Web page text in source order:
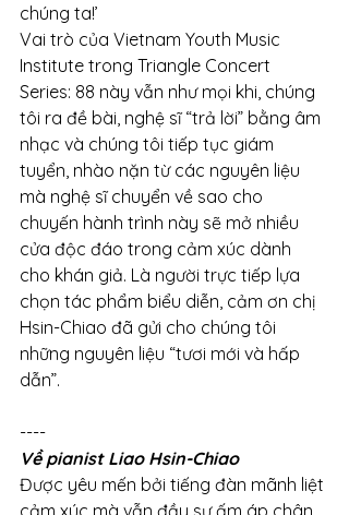
chúng ta!’
Vai trò của Vietnam Youth Music
Institute trong Triangle Concert
Series: 88 này vẫn như mọi khi, chúng
tôi ra đề bài, nghệ sĩ “trả lời” bằng âm
nhạc và chúng tôi tiếp tục giám
tuyển, nhào nặn từ các nguyên liệu
mà nghệ sĩ chuyển về sao cho
chuyến hành trình này sẽ mở nhiều
cửa độc đáo trong cảm xúc dành
cho khán giả. Là người trực tiếp lựa
chọn tác phẩm biểu diễn, cảm ơn chị
Hsin-Chiao đã gửi cho chúng tôi
những nguyên liệu “tươi mới và hấp
dẫn”.
----
Về pianist Liao Hsin-Chiao
Được yêu mến bởi tiếng đàn mãnh liệt
cảm xúc mà vẫn đầy sự ấm áp chân